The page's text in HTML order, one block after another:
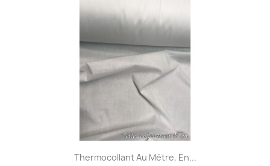
Thermocollant Au Mètre, En...